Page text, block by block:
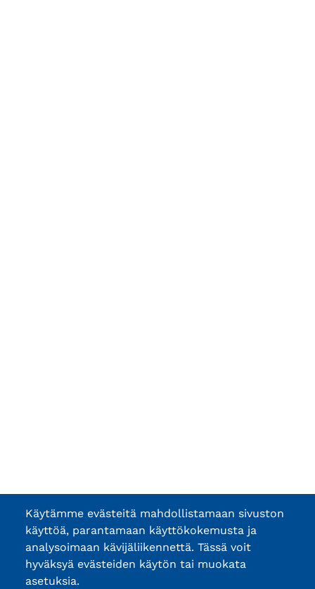
Käytämme evästeitä mahdollistamaan sivuston
käyttöä, parantamaan käyttökokemusta ja
analysoimaan kävijäliikennettä. Tässä voit
hyväksyä evästeiden käytön tai muokata
asetuksia.